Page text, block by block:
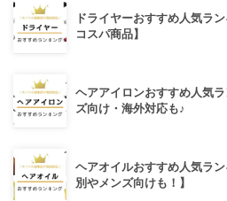
ドライヤーおすすめ人気ラ
コスパ商品】
ヘアアイロンおすすめ人気
ズ向け・海外対応も♪
ヘアオイルおすすめ人気ラ
別やメンズ向けも！】